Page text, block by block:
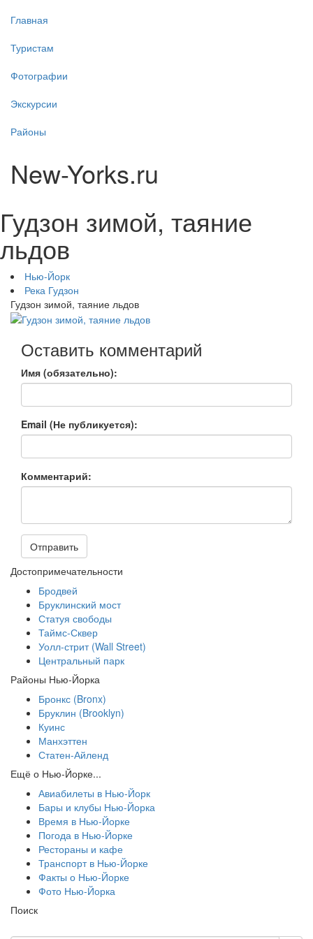
Главная
Туристам
Фотографии
Экскурсии
Районы
New-Yorks.ru
Гудзон зимой, таяние
льдов
Нью-Йорк
Река Гудзон
Гудзон зимой, таяние льдов
Оставить комментарий
Имя (обязательно):
Email (Не публикуется):
Комментарий:
Отправить
Достопримечательности
Бродвей
Бруклинский мост
Статуя свободы
Таймс-Сквер
Уолл-стрит (Wall Street)
Центральный парк
Районы Нью-Йорка
Бронкс (Bronx)
Бруклин (Brooklyn)
Куинс
Манхэттен
Статен-Айленд
Ещё о Нью-Йорке...
Авиабилеты в Нью-Йорк
Бары и клубы Нью-Йорка
Время в Нью-Йорке
Погода в Нью-Йорке
Рестораны и кафе
Транспорт в Нью-Йорке
Факты о Нью-Йорке
Фото Нью-Йорка
Поиск